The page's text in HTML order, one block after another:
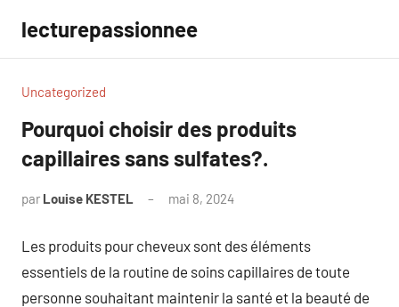
contenu
lecturepassionnee
Uncategorized
Pourquoi choisir des produits
capillaires sans sulfates?.
par Louise KESTEL mai 8, 2024
Les produits pour cheveux sont des éléments
essentiels de la routine de soins capillaires de toute
personne souhaitant maintenir la santé et la beauté de